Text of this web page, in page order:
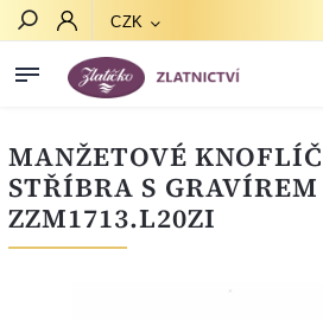
CZK
MANŽETOVÉ
STŘÍBRA S GRAVÍREM
ZZM1713.L20ZI